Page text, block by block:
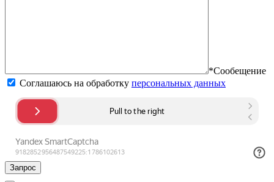
*Сообещение
Соглашаюсь на обработку персональных данных
Запрос